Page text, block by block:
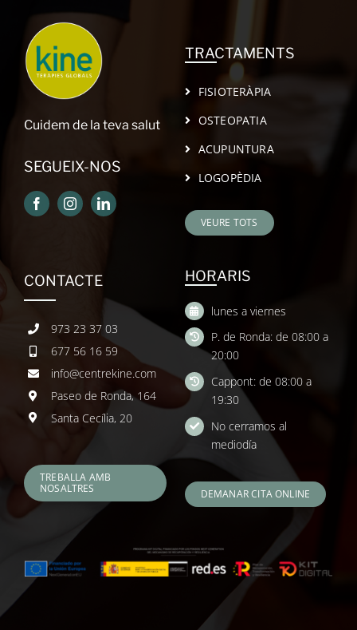
Cuidem de la teva salut
SEGUEIX-NOS
TRACTAMENTS
FISIOTERÀPIA
OSTEOPATIA
ACUPUNTURA
LOGOPÈDIA
VEURE TOTS
CONTACTE
973 23 37 03
677 56 16 59
info@centrekine.com
Paseo de Ronda, 164
Santa Cecília, 20
TREBALLA AMB
NOSALTRES
HORARIS
lunes a viernes
P. de Ronda: de 08:00 a
20:00
Cappont: de 08:00 a
19:30
No cerramos al
mediodía
DEMANAR CITA ONLINE